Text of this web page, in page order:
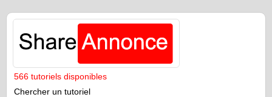
566 tutoriels disponibles
Chercher un tutoriel